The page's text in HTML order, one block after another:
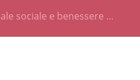
sociale e benessere …